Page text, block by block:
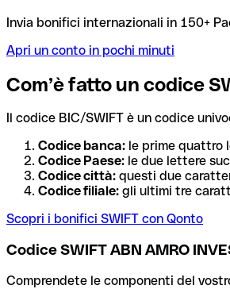
Invia bonifici internazionali in 150+
Apri un conto in pochi minuti
Com’è fatto un codice
Il codice BIC/SWIFT è un codice
Codice banca: le prime quattro
Codice Paese: le due lettere
Codice città: questi due
Codice filiale: gli ultimi tre
Scopri i bonifici SWIFT con Qonto
Codice SWIFT ABN AMRO
Comprendete le componenti del